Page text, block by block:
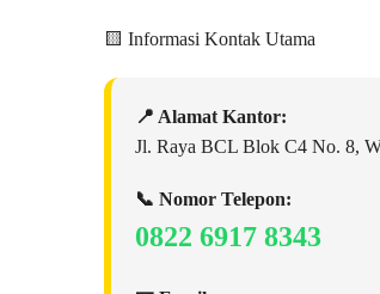
🟨 Informasi Kontak Utama
📍 Alamat Kantor:
Jl. Raya BCL Blok C4 No. 8,
📞 Nomor Telepon:
0822 6917 8343